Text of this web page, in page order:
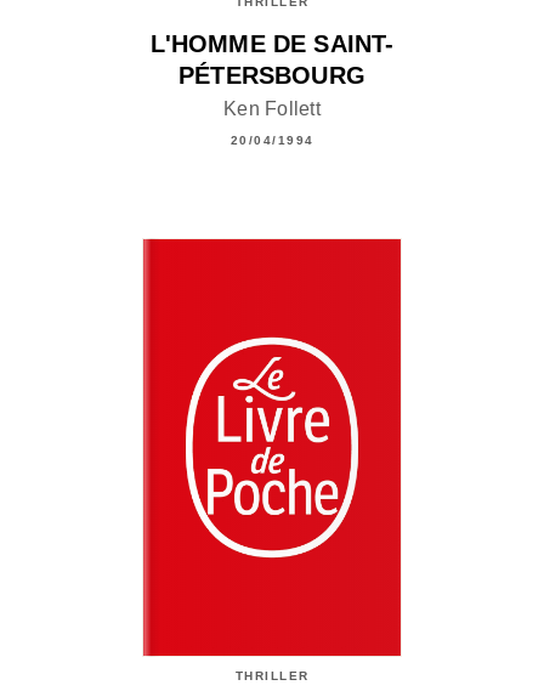
L'HOMME DE SAINT-
PÉTERSBOURG
Ken Follett
20/04/1994
THRILLER